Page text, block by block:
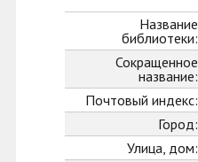
Название
библиотеки:
Сокращенное
название:
Почтовый индекс:
Город:
Улица, дом: